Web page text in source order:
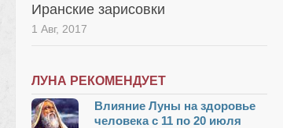
Иранские зарисовки
1 Авг, 2017
ЛУНА РЕКОМЕНДУЕТ
Влияние Луны на здоровье
человека с 11 по 20 июля